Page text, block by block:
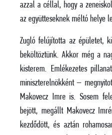
azzal a céllal, hogy a
az együtteseknek méltó helye
Zugló felújította az épületet,
beköltöztünk. Akkor még a
kisterem. Emlékezetes
miniszterelnökként –
Makovecz Imre is. Sosem
bejött, megállt Makovecz
kezdődött, és aztán